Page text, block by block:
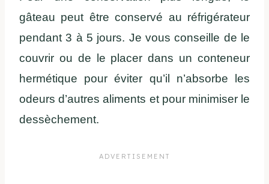
gâteau peut être conservé au réfrigérateur
pendant 3 à 5 jours. Je vous conseille de le
couvrir ou de le placer dans un conteneur
hermétique pour éviter qu’il n’absorbe les
odeurs d’autres aliments et pour minimiser le
dessèchement.